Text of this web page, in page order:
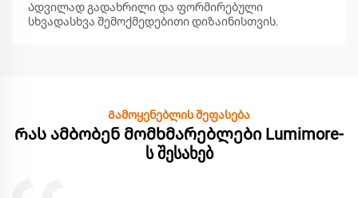
Ადვილად გადახრილი და ფორმირებული
სხვადასხვა შემოქმედებითი დიზაინისთვის.
Გამოყენებლის შეფასება
Რას ამბობენ მომხმარებლები Lumimore-
ს შესახებ